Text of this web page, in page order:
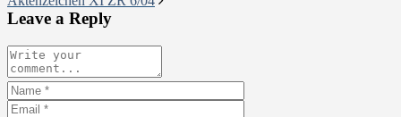
Leave a Reply